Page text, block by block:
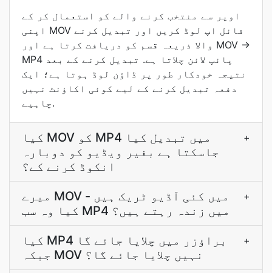
اوپر سے منتخب کرنے والے کو استعمال کر کے
اپنی MOV فائل اپ لوڈ کریں اور تبدیل کرنے
والا ذريعہ قسم کو دریافت کرتا ہے اور MOV →
MP4 پائپ لائن چلاتا ہے. تبدیل کرنے کے بعد
نتيجہ خودکار طور پر ڈاؤن لوڈ ہوتا ہے؛ ایک
دفعہ تبدیل کرنے کے لیے کوئی اکاؤنٹ نہیں
چاہیے.
کیا MOV کو MP4 میں تبدیل کیا
جاسکتا ہے بغیر ویڈیو کو دوبارہ
انکوڈ کرنے کے؟
+
میرے MOV میں کئی آڈیو ٹریک ہیں -
کیا وہ سب MP4 میں زندہ رہتے ہیں؟
+
کیا MP4 براؤزر میں چلایا جائے گا
جبکہ MOV نہیں چلایا جائے گا؟
+